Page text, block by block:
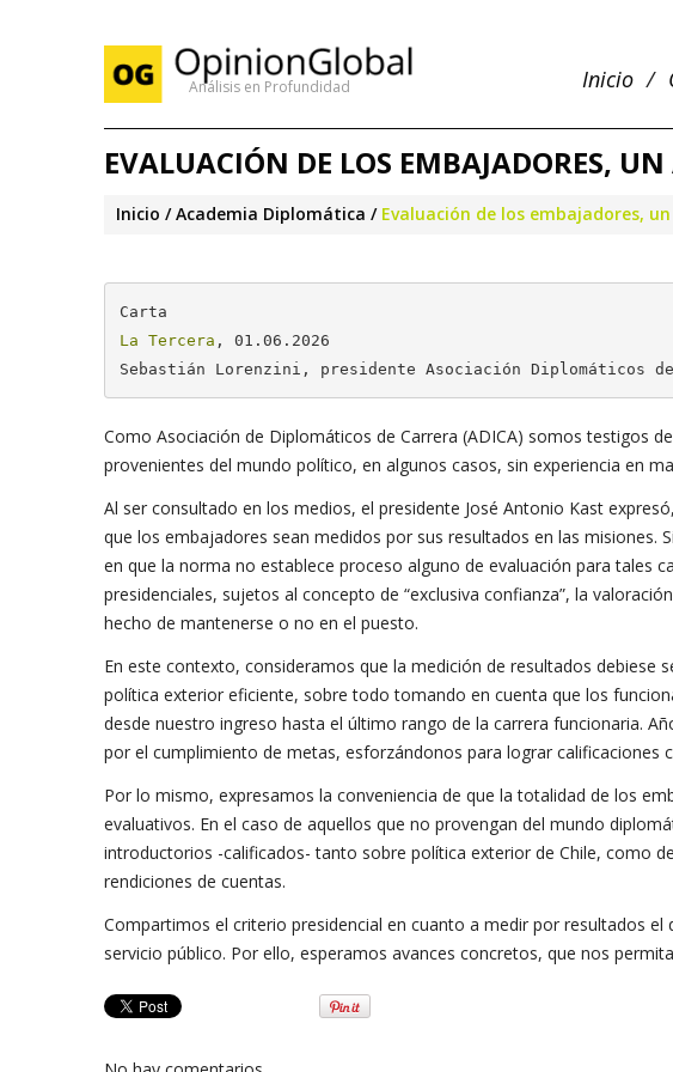
Análisis en Profundidad Inicio
EVALUACIÓN DE LOS EMBAJADORES, UN
Inicio Academia Diplomática Evaluación de los embajadores,
La Tercera , 01.06.2026
Sebastián Lorenzini, presidente Asociación Diplomáticos de
Como Asociación de Diplomáticos de Carrera (ADICA) somos testigos
provenientes del mundo político, en algunos casos, sin experiencia en
Al ser consultado en los medios, el presidente José Antonio Kast
que los embajadores sean medidos por sus resultados en las misiones.
en que la norma no establece proceso alguno de evaluación para tales
presidenciales, sujetos al concepto de “exclusiva confianza”, la
hecho de mantenerse o no en el puesto.
En este contexto, consideramos que la medición de resultados debiese
política exterior eficiente, sobre todo tomando en cuenta que los
desde nuestro ingreso hasta el último rango de la carrera funcionaria.
por el cumplimiento de metas, esforzándonos para lograr calificaciones
Por lo mismo, expresamos la conveniencia de que la totalidad de los
evaluativos. En el caso de aquellos que no provengan del mundo
introductorios -calificados- tanto sobre política exterior de Chile, como
rendiciones de cuentas.
Compartimos el criterio presidencial en cuanto a medir por resultados
servicio público. Por ello, esperamos avances concretos, que nos